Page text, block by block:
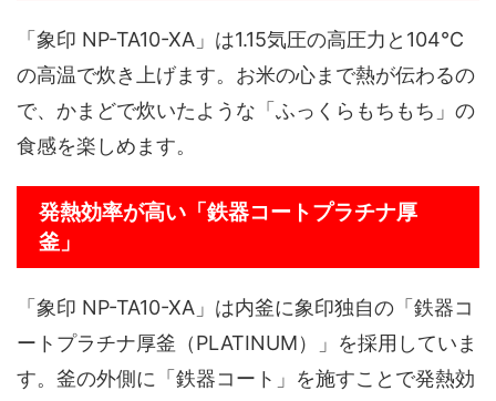
「象印 NP-TA10-XA」は1.15気圧の高圧力と104℃
の高温で炊き上げます。お米の心まで熱が伝わるの
で、かまどで炊いたような「ふっくらもちもち」の
食感を楽しめます。
発熱効率が高い「鉄器コートプラチナ厚
釜」
「象印 NP-TA10-XA」は内釜に象印独自の「鉄器コ
ートプラチナ厚釜（PLATINUM）」を採用していま
す。釜の外側に「鉄器コート」を施すことで発熱効